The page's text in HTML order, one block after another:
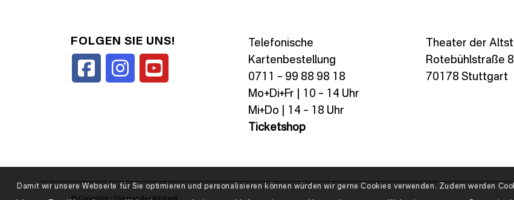
FOLGEN SIE UNS!
Telefonische
Kartenbestellung
0711 – 99 88 98 18
Mo+Di+Fr | 10 – 14 Uhr
Mi+Do | 14 – 18 Uhr
Ticketshop
Theater der
Rotebühlstraße
70178 Stuttgart
Damit wir unsere Webseite für Sie optimieren und personalisieren können würden wir gerne Cookies verwenden. Zudem werden